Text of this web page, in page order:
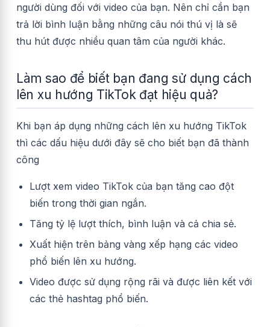
người dùng đối với video của bạn. Nên chỉ cần bạn
trả lời bình luận bằng những câu nói thú vị là sẽ
thu hút được nhiều quan tâm của người khác.
Làm sao để biết bạn đang sử dụng cách
lên xu hướng TikTok đạt hiệu quả?
Khi bạn áp dụng những cách lên xu hướng TikTok
thì các dấu hiệu dưới đây sẽ cho biết bạn đã thành
công
Lượt xem video TikTok của bạn tăng cao đột
biến trong thời gian ngắn.
Tăng tỷ lệ lượt thích, bình luận và cả chia sẻ.
Xuất hiện trên bảng vàng xếp hạng các video
phổ biến lên xu hướng.
Video được sử dụng rộng rãi và được liên kết với
các thẻ hashtag phổ biến.